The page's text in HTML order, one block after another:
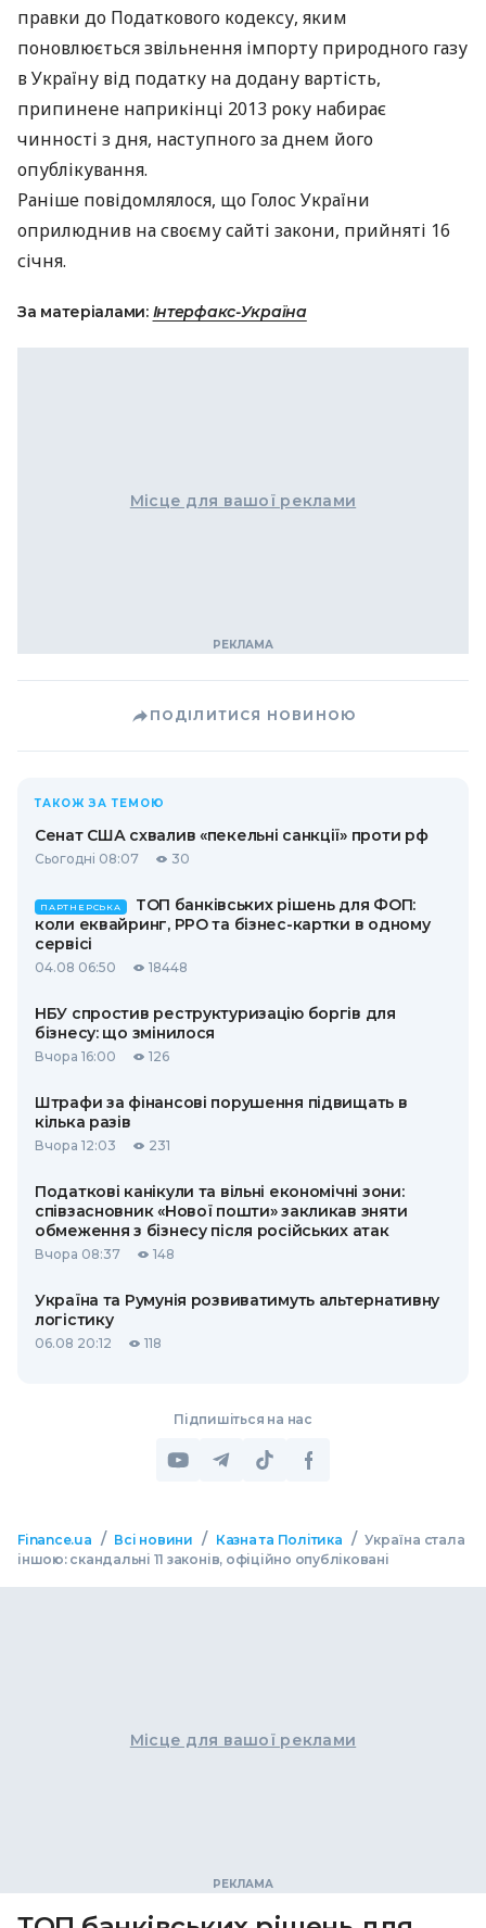
правки до Податкового кодексу, яким
поновлюється звільнення імпорту природного газу
в Україну від податку на додану вартість,
припинене наприкінці 2013 року набирає
чинності з дня, наступного за днем його
опублікування.
Раніше повідомлялося, що Голос України
оприлюднив на своєму сайті закони, прийняті 16
січня.
За матеріалами: Інтерфакс-Україна
Місце для вашої реклами
ПОДІЛИТИСЯ НОВИНОЮ
ТАКОЖ ЗА ТЕМОЮ
Сенат США схвалив «пекельні санкції» проти рф
Сьогодні 08:07 30
ПАРТНЕРСЬКА
ТОП банківських рішень для ФОП:
коли еквайринг, РРО та бізнес-картки в одному
сервісі
04.08 06:50 18448
НБУ спростив реструктуризацію боргів для
бізнесу: що змінилося
Вчора 16:00 126
Штрафи за фінансові порушення підвищать в
кілька разів
Вчора 12:03 231
Податкові канікули та вільні економічні зони:
співзасновник «Нової пошти» закликав зняти
обмеження з бізнесу після російських атак
Вчора 08:37 148
Україна та Румунія розвиватимуть альтернативну
логістику
06.08 20:12 118
Підпишіться на нас
Finance.ua / Всі новини / Казна та Політика / Україна стала
іншою: скандальні 11 законів, офіційно опубліковані
Місце для вашої реклами